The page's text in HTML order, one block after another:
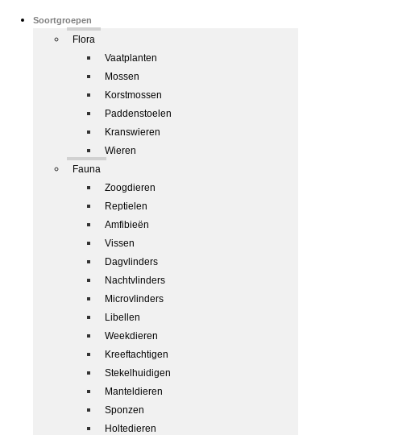
Soortgroepen
Flora
Vaatplanten
Mossen
Korstmossen
Paddenstoelen
Kranswieren
Wieren
Fauna
Zoogdieren
Reptielen
Amfibieën
Vissen
Dagvlinders
Nachtvlinders
Microvlinders
Libellen
Weekdieren
Kreeftachtigen
Stekelhuidigen
Manteldieren
Sponzen
Holtedieren